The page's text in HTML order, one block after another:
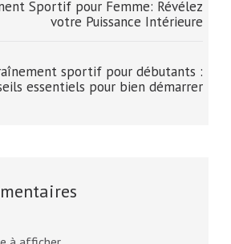
Sportif pour Femme: Révélez
votre Puissance Intérieure
sportif pour débutants :
essentiels pour bien démarrer